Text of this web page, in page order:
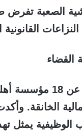
القانونية
القضاء
كشفت تقارير
الخانقة.
الرتب الوظيفية